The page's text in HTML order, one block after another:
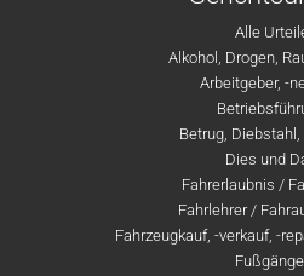
Alle
Alkohol, Drogen,
Arbeitgeber, -
Betrug, Diebstahl,
Dies und
Fahrerlaubnis /
Fahrlehrer /
Fahrzeugkauf, -verkauf, -